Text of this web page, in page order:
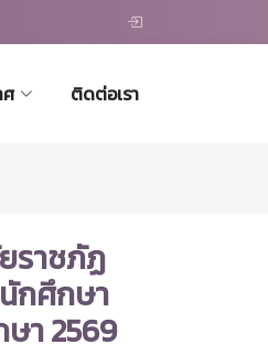
ศ ติดต่อเรา
ราชภัฏ
กศึกษา
า 2569